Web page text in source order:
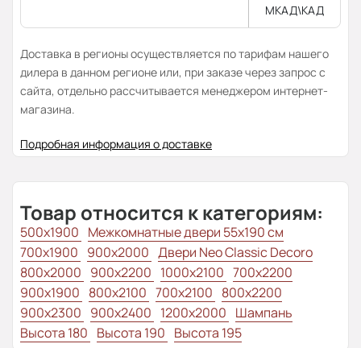
МКАД\КАД
Доставка в регионы осуществляется по тарифам нашего
дилера в данном регионе или, при заказе через запрос с
сайта, отдельно рассчитывается менеджером интернет-
магазина.
Подробная информация о доставке
Товар относится к категориям:
500x1900 Межкомнатные двери 55х190 см
700x1900 900x2000 Двери Neo Classic Decoro
800x2000 900x2200 1000x2100 700x2200
900x1900 800x2100 700x2100 800x2200
900x2300 900x2400 1200x2000 Шампань
Высота 180 Высота 190 Высота 195